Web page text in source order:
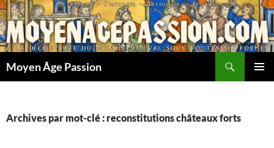
Aller
au
contenu
Moyen Âge Passion
Archives par mot-clé : reconstitutions châteaux forts